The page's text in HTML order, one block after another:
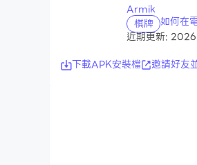
Armik
棋牌 如何在
近期更新:
下載APK安裝檔
邀請好友